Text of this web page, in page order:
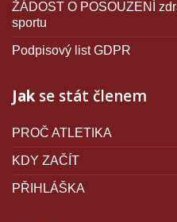
ŽÁDOST O POSOUZENÍ
sportu
Podpisový list GDPR
Jak se stát členem
PROČ ATLETIKA
KDY ZAČÍT
PŘIHLÁŠKA